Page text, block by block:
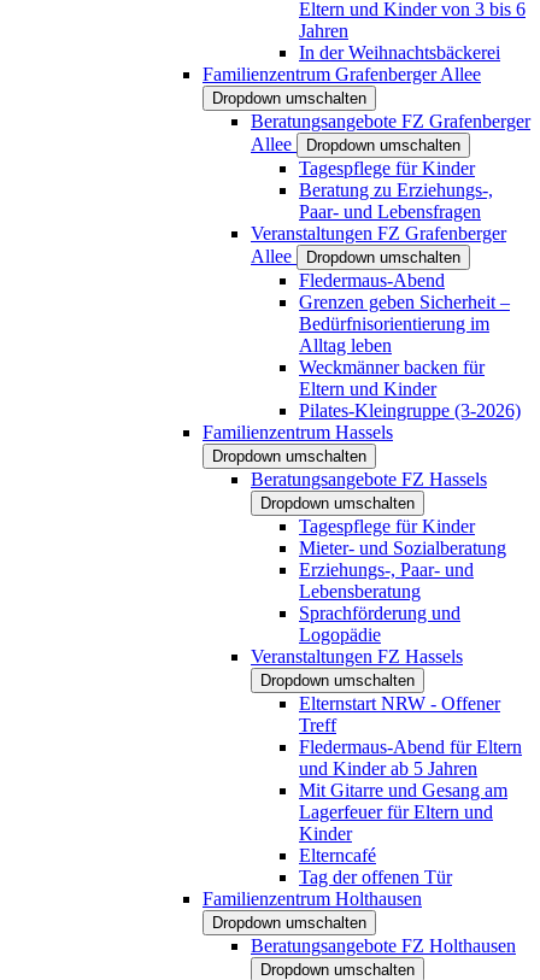
Eltern und Kinder von 3 bis 6
Jahren
In der Weihnachtsbäckerei
Familienzentrum Grafenberger Allee
Dropdown umschalten
Beratungsangebote FZ Grafenberger
Allee
Dropdown umschalten
Tagespflege für Kinder
Beratung zu Erziehungs-,
Paar- und Lebensfragen
Veranstaltungen FZ Grafenberger
Allee
Dropdown umschalten
Fledermaus-Abend
Grenzen geben Sicherheit –
Bedürfnisorientierung im
Alltag leben
Weckmänner backen für
Eltern und Kinder
Pilates-Kleingruppe (3-2026)
Familienzentrum Hassels
Dropdown umschalten
Beratungsangebote FZ Hassels
Dropdown umschalten
Tagespflege für Kinder
Mieter- und Sozialberatung
Erziehungs-, Paar- und
Lebensberatung
Sprachförderung und
Logopädie
Veranstaltungen FZ Hassels
Dropdown umschalten
Elternstart NRW - Offener
Treff
Fledermaus-Abend für Eltern
und Kinder ab 5 Jahren
Mit Gitarre und Gesang am
Lagerfeuer für Eltern und
Kinder
Elterncafé
Tag der offenen Tür
Familienzentrum Holthausen
Dropdown umschalten
Beratungsangebote FZ Holthausen
Dropdown umschalten